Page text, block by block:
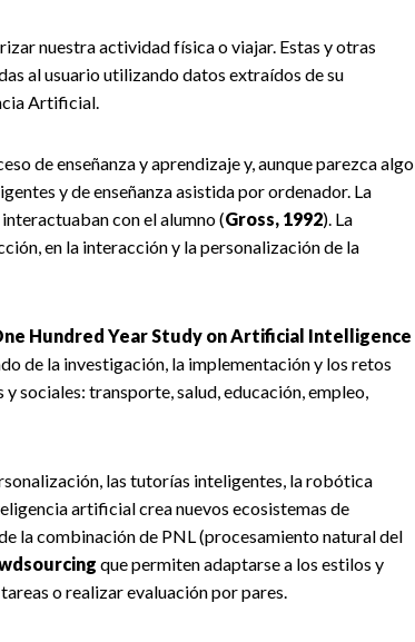
nuestra actividad física o viajar. Estas y otras
al usuario utilizando datos extraídos de su
Artificial.
de enseñanza y aprendizaje y, aunque parezca algo
y de enseñanza asistida por ordenador. La
con el alumno (Gross, 1992). La
en la interacción y la personalización de la
Hundred Year Study on Artificial Intelligence
de la investigación, la implementación y los retos
sociales: transporte, salud, educación, empleo,
las tutorías inteligentes, la robótica
artificial crea nuevos ecosistemas de
la combinación de PNL (procesamiento natural del
que permiten adaptarse a los estilos y
o realizar evaluación por pares.